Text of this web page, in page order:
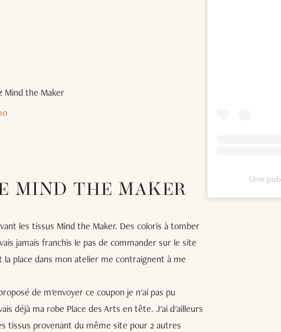
Mind the Maker
MIND THE MAKER
les tissus Mind the Maker. Des coloris à tomber
jamais franchis le pas de commander sur le site
place dans mon atelier me contraignent à me
de m'envoyer ce coupon je n'ai pas pu
déjà ma robe Place des Arts en tête. J'ai d'ailleurs
tissus provenant du même site pour 2 autres
Une